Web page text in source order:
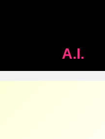
A.I.